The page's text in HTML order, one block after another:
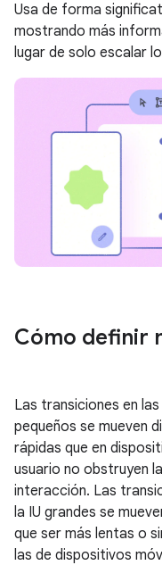
Usa de forma
mostrando más
lugar de solo escalar
Cómo definir
Las transiciones en
pequeños se mueven
rápidas que en
usuario no obstruyen
interacción. Las
la IU grandes se
que ser más lentas o
las de dispositivos